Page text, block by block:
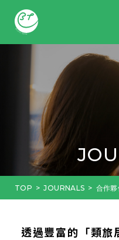
TOP JOURNALS 合作
透過豐富的「類旅